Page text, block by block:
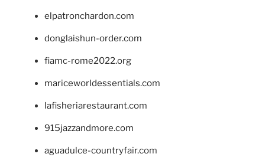
elpatronchardon.com
donglaishun-order.com
fiamc-rome2022.org
mariceworldessentials.com
lafisheriarestaurant.com
915jazzandmore.com
aguadulce-countryfair.com